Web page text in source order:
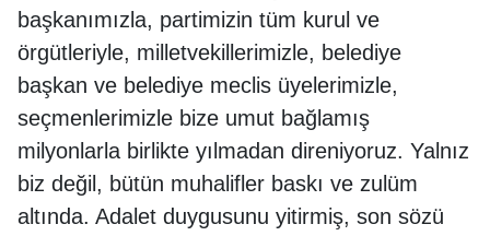
başkanımızla, partimizin tüm kurul ve
örgütleriyle, milletvekillerimizle, belediye
başkan ve belediye meclis üyelerimizle,
seçmenlerimizle bize umut bağlamış
milyonlarla birlikte yılmadan direniyoruz. Yalnız
biz değil, bütün muhalifler baskı ve zulüm
altında. Adalet duygusunu yitirmiş, son sözü